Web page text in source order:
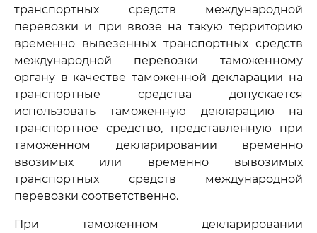
транспортных средств международной
перевозки и при ввозе на такую территорию
временно вывезенных транспортных средств
международной перевозки таможенному
органу в качестве таможенной декларации на
транспортные средства допускается
использовать таможенную декларацию на
транспортное средство, представленную при
таможенном декларировании временно
ввозимых или временно вывозимых
транспортных средств международной
перевозки соответственно.
При таможенном декларировании